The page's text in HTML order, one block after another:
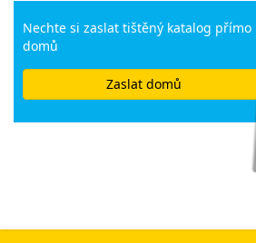
Nechte si zaslat tištěný katalog přímo
domů
Zaslat domů